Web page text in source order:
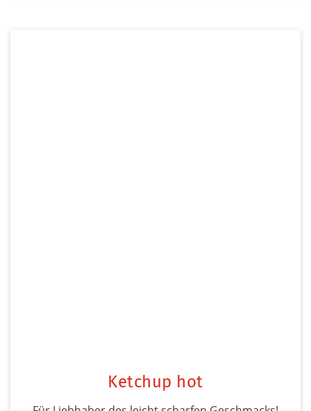
Ketchup hot